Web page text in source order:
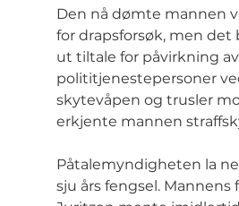
Den nå dømte mannen
for drapsforsøk, men det
ut tiltale for påvirkning
polititjenestepersoner
skytevåpen og trusler
erkjente mannen
Påtalemyndigheten la
sju års fengsel. Mannens